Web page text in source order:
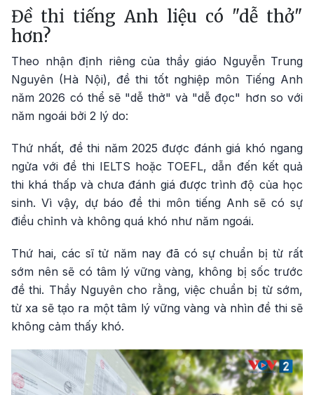
Đề thi tiếng Anh liệu có "dễ thở"
hơn?
Theo nhận định riêng của thầy giáo Nguyễn Trung
Nguyên (Hà Nội), đề thi tốt nghiệp môn Tiếng Anh
năm 2026 có thể sẽ "dễ thở" và "dễ đọc" hơn so với
năm ngoái bởi 2 lý do:
Thứ nhất, đề thi năm 2025 được đánh giá khó ngang
ngửa với đề thi IELTS hoặc TOEFL, dẫn đến kết quả
thi khá thấp và chưa đánh giá được trình độ của học
sinh. Vì vậy, dự báo đề thi môn tiếng Anh sẽ có sự
điều chỉnh và không quá khó như năm ngoái.
Thứ hai, các sĩ tử năm nay đã có sự chuẩn bị từ rất
sớm nên sẽ có tâm lý vững vàng, không bị sốc trước
đề thi. Thầy Nguyên cho rằng, việc chuẩn bị từ sớm,
từ xa sẽ tạo ra một tâm lý vững vàng và nhìn đề thi sẽ
không cảm thấy khó.